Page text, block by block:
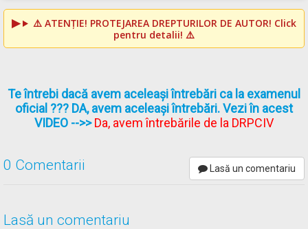
⚠️ ATENȚIE! PROTEJAREA DREPTURILOR DE AUTOR! Click
pentru detalii! ⚠️
Te întrebi dacă avem aceleași întrebări ca la examenul
oficial ??? DA, avem aceleași întrebări. Vezi în acest
VIDEO -->>Da, avem întrebările de la DRPCIV
0 Comentarii Lasă un comentariu
Lasă un comentariu